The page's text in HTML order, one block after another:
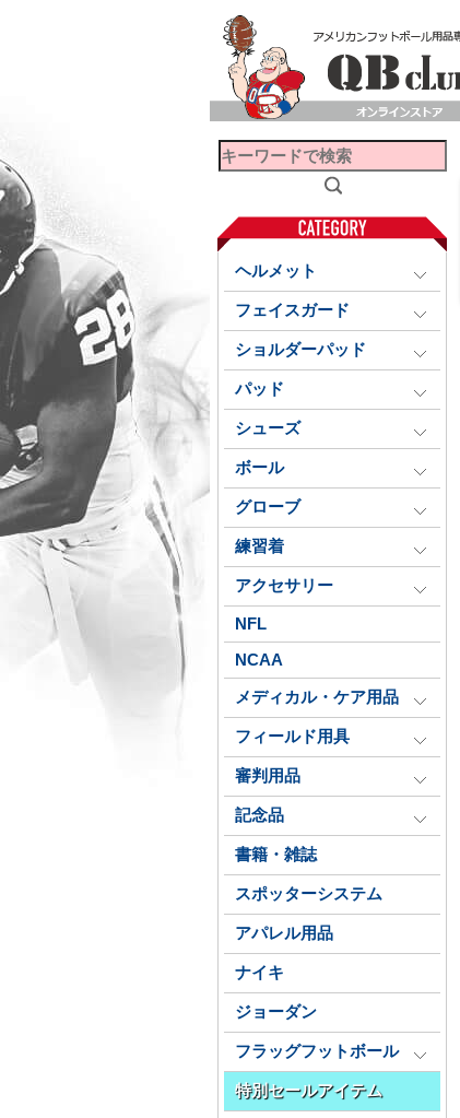
ヘルメット
フェイスガード
ショルダーパッド
パッド
シューズ
ボール
グローブ
練習着
アクセサリー
NFL
NCAA
メディカル・ケア用品
フィールド用具
審判用品
記念品
書籍・雑誌
スポッターシステム
アパレル用品
ナイキ
ジョーダン
フラッグフットボール
特別セールアイテム